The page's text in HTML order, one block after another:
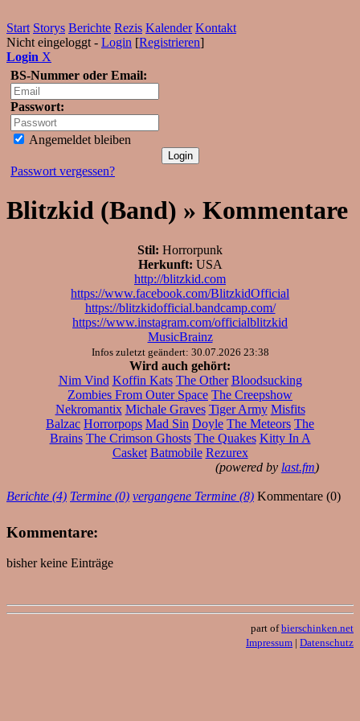
Start Storys Berichte Rezis Kalender Kontakt
Nicht eingeloggt - Login [Registrieren]
Login X
BS-Nummer oder Email:
Passwort:
Angemeldet bleiben
Passwort vergessen?
Blitzkid (Band) » Kommentare
Stil: Horrorpunk
Herkunft: USA
http://blitzkid.com
https://www.facebook.com/BlitzkidOfficial
https://blitzkidofficial.bandcamp.com/
https://www.instagram.com/officialblitzkid
MusicBrainz
Infos zuletzt geändert: 30.07.2026 23:38
Wird auch gehört:
Nim Vind Koffin Kats The Other Bloodsucking
Zombies From Outer Space The Creepshow
Nekromantix Michale Graves Tiger Army Misfits
Balzac Horrorpops Mad Sin Doyle The Meteors The
Brains The Crimson Ghosts The Quakes Kitty In A
Casket Batmobile Rezurex
(powered by last.fm)
Berichte (4) Termine (0) vergangene Termine (8) Kommentare (0)
Kommentare:
bisher keine Einträge
part ofbierschinken.net
Impressum | Datenschutz